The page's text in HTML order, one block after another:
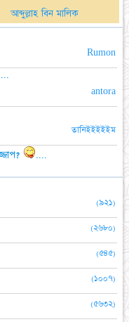
আব্দুল্লাহ বিন মালিক
Rumon
antora
তানিইইইইইম
(৯২১)
(২৬৮০)
(৫৪৫)
(১০০৭)
(৫৬৩২)